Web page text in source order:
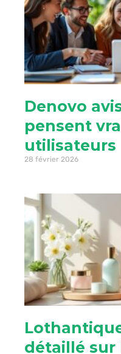
Denovo
pensent
utilisateurs
28 février 2026
détaillé sur